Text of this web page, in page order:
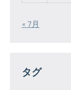
« 7月
タグ